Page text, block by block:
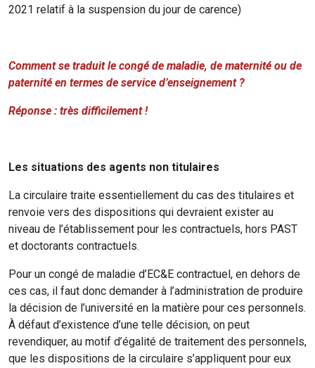
2021 relatif à la suspension du jour de carence)
Comment se traduit le congé de maladie, de maternité ou de
paternité en termes de service d’enseignement ?
Réponse : très difficilement !
Les situations des agents non titulaires
La circulaire traite essentiellement du cas des titulaires et
renvoie vers des dispositions qui devraient exister au
niveau de l’établissement pour les contractuels, hors PAST
et doctorants contractuels.
Pour un congé de maladie d’EC&E contractuel, en dehors de
ces cas, il faut donc demander à l’administration de produire
la décision de l’université en la matière pour ces personnels.
À défaut d’existence d’une telle décision, on peut
revendiquer, au motif d’égalité de traitement des personnels,
que les dispositions de la circulaire s’appliquent pour eux